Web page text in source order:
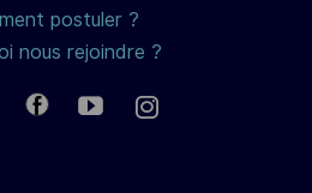
postuler ?
nous rejoindre ?